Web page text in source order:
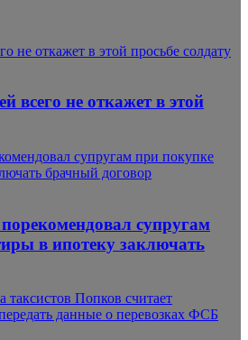
не откажет в этой просьбе солдату
всего не откажет в этой
супругам при покупке
брачный договор
супругам
в ипотеку заключать
таксистов Попков считает
данные о перевозках ФСБ